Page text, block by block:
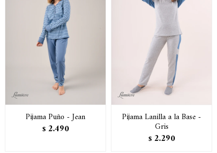
Pijama Puño - Jean
$ 2.490
Pijama Lanilla a la Base -
Gris
$ 2.290